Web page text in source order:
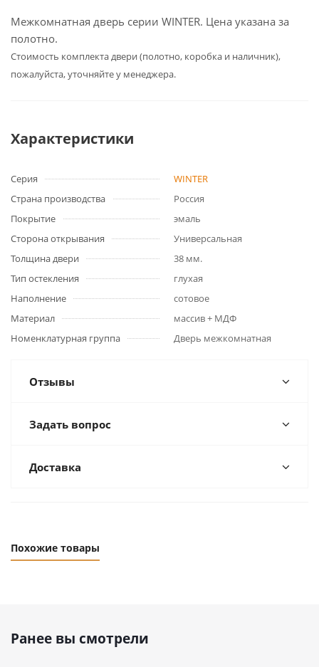
Межкомнатная дверь серии WINTER. Цена указана за
полотно.
Cтоимость комплекта двери (полотно, коробка и наличник),
пожалуйста, уточняйте у менеджера.
Характеристики
Серия
WINTER
Страна производства
Россия
Покрытие
эмаль
Сторона открывания
Универсальная
Толщина двери
38 мм.
Тип остекления
глухая
Наполнение
сотовое
Материал
массив + МДФ
Номенклатурная группа
Дверь межкомнатная
Отзывы
Задать вопрос
Доставка
Похожие товары
Ранее вы смотрели